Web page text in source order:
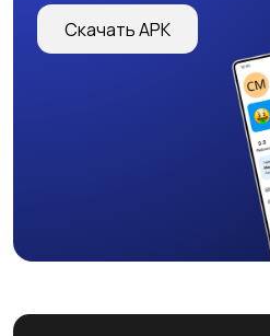
Скачать APK